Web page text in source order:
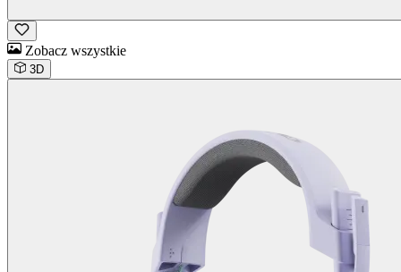
Zobacz wszystkie
3D